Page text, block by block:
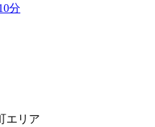
分
エリア